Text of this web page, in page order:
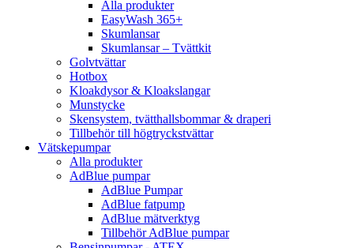
Alla produkter
EasyWash 365+
Skumlansar
Skumlansar – Tvättkit
Golvtvättar
Hotbox
Kloakdysor & Kloakslangar
Munstycke
Skensystem, tvätthallsbommar & draperi
Tillbehör till högtryckstvättar
Vätskepumpar
Alla produkter
AdBlue pumpar
AdBlue Pumpar
AdBlue fatpump
AdBlue mätverktyg
Tillbehör AdBlue pumpar